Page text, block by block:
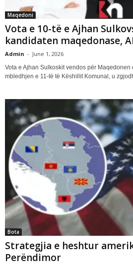
Maqedoni
Vota e 10-të e Ajhan
kandidaten maqedonase,
Admin - June 1, 2026
Vota e Ajhan Sulkoskit vendos për Maqedonen
mbledhjen e 11-të të Këshillit Komunal, u
Bota
Strategjia e heshtur
Perëndimor